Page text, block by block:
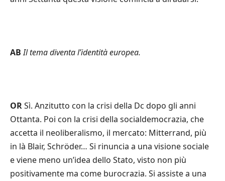
AB Il tema diventa l’identità europea.
ORSì. Anzitutto con la crisi della Dc dopo gli anni
Ottanta. Poi con la crisi della socialdemocrazia, che
accetta il neoliberalismo, il mercato: Mitterrand, più
in là Blair, Schröder… Si rinuncia a una visione sociale
e viene meno un’idea dello Stato, visto non più
positivamente ma come burocrazia. Si assiste a una